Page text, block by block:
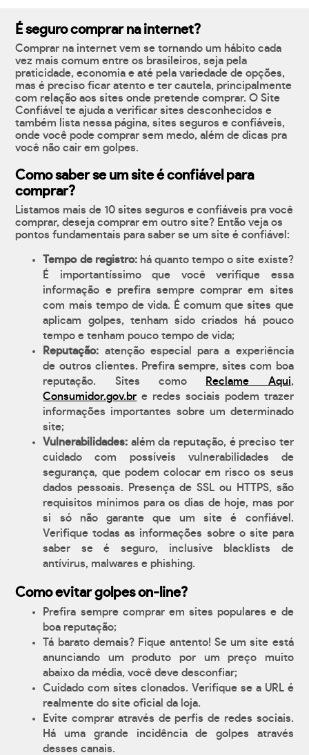
É seguro comprar na internet?
Comprar na internet vem se tornando um hábito cada
vez mais comum entre os brasileiros, seja pela
praticidade, economia e até pela variedade de opções,
mas é preciso ficar atento e ter cautela, principalmente
com relação aos sites onde pretende comprar. O Site
Confiável te ajuda a verificar sites desconhecidos e
também lista nessa página, sites seguros e confiáveis,
onde você pode comprar sem medo, além de dicas pra
você não cair em golpes.
Como saber se um site é confiável para
comprar?
Listamos mais de 10 sites seguros e confiáveis pra você
comprar, deseja comprar em outro site? Então veja os
pontos fundamentais para saber se um site é confiável:
Tempo de registro:há quanto tempo o site existe?
É importantíssimo que você verifique essa
informação e prefira sempre comprar em sites
com mais tempo de vida. É comum que sites que
aplicam golpes, tenham sido criados há pouco
tempo e tenham pouco tempo de vida;
Reputação: atenção especial para a experiência
de outros clientes. Prefira sempre, sites com boa
reputação. Sites como
Reclame Aqui,
Consumidor.gov.br e redes sociais podem trazer
informações importantes sobre um determinado
site;
Vulnerabilidades: além da reputação, é preciso ter
cuidado com possíveis vulnerabilidades de
segurança, que podem colocar em risco os seus
dados pessoais. Presença de SSL ou HTTPS, são
requisitos mínimos para os dias de hoje, mas por
si só não garante que um site é confiável.
Verifique todas as informações sobre o site para
saber se é seguro, inclusive blacklists de
antívirus, malwares e phishing.
Como evitar golpes on-line?
Prefira sempre comprar em sites populares e de
boa reputação;
Tá barato demais? Fique antento! Se um site está
anunciando um produto por um preço muito
abaixo da média, você deve desconfiar;
Cuidado com sites clonados. Verifique se a URL é
realmente do site oficial da loja.
Evite comprar através de perfis de redes sociais.
Há uma grande incidência de golpes através
desses canais.